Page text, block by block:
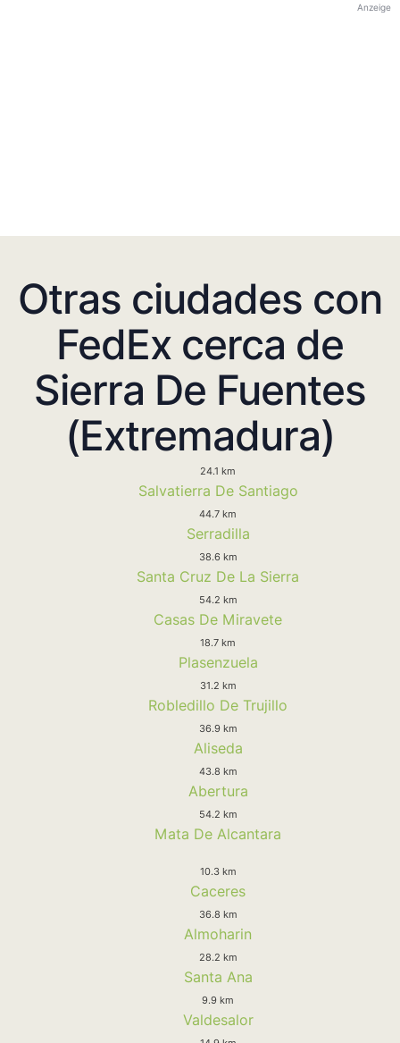
Anzeige
Otras ciudades con
FedEx cerca de
Sierra De Fuentes
(Extremadura)
24.1 km
Salvatierra De Santiago
44.7 km
Serradilla
38.6 km
Santa Cruz De La Sierra
54.2 km
Casas De Miravete
18.7 km
Plasenzuela
31.2 km
Robledillo De Trujillo
36.9 km
Aliseda
43.8 km
Abertura
54.2 km
Mata De Alcantara
10.3 km
Caceres
36.8 km
Almoharin
28.2 km
Santa Ana
9.9 km
Valdesalor